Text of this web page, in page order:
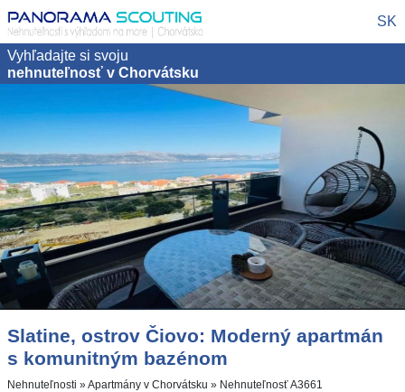
SK
Vyhľadajte si svoju
nehnuteľnosť v Chorvátsku
Slatine, ostrov Čiovo: Moderný apartmán
s komunitným bazénom
Nehnuteľnosti »Apartmány v Chorvátsku » Nehnuteľnosť A3661